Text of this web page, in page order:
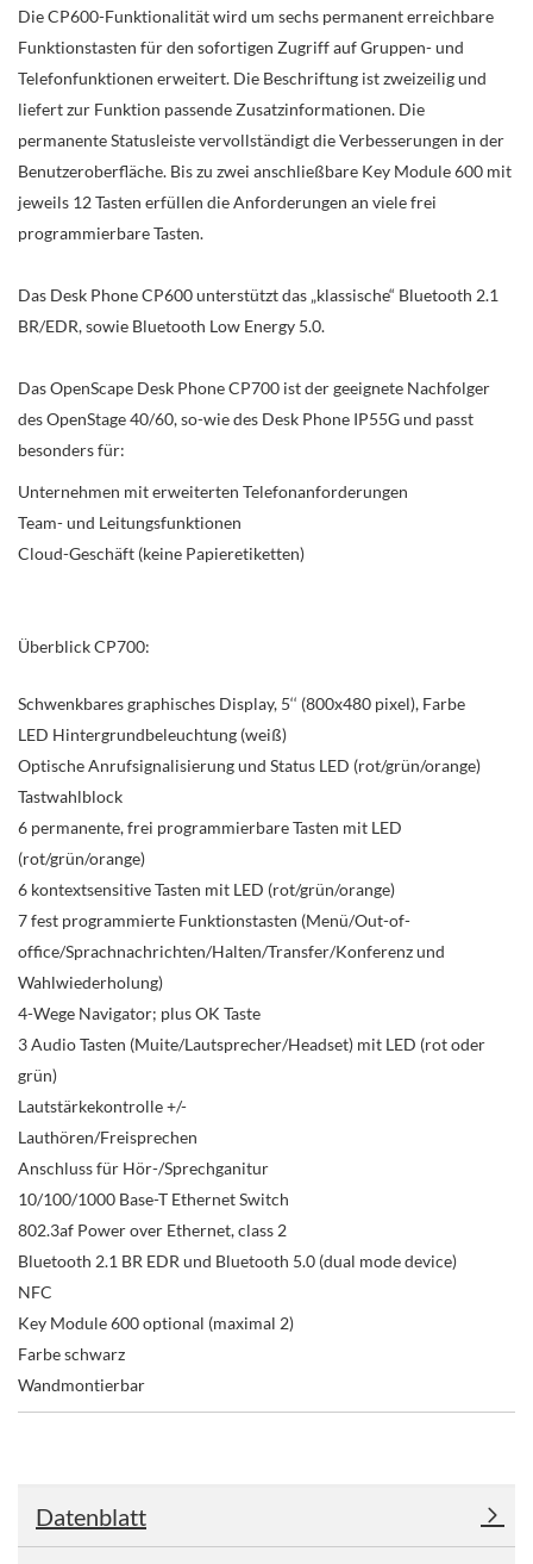
Die CP600-Funktionalität wird um sechs permanent erreichbare
Funktionstasten für den sofortigen Zugriff auf Gruppen- und
Telefonfunktionen erweitert. Die Beschriftung ist zweizeilig und
liefert zur Funktion passende Zusatzinformationen. Die
permanente Statusleiste vervollständigt die Verbesserungen in der
Benutzeroberfläche. Bis zu zwei anschließbare Key Module 600 mit
jeweils 12 Tasten erfüllen die Anforderungen an viele frei
programmierbare Tasten.
Das Desk Phone CP600 unterstützt das „klassische“ Bluetooth 2.1
BR/EDR, sowie Bluetooth Low Energy 5.0.
Das OpenScape Desk Phone CP700 ist der geeignete Nachfolger
des OpenStage 40/60, so-wie des Desk Phone IP55G und passt
besonders für:
Unternehmen mit erweiterten Telefonanforderungen
Team- und Leitungsfunktionen
Cloud-Geschäft (keine Papieretiketten)
Überblick CP700:
Schwenkbares graphisches Display, 5‘‘ (800x480 pixel), Farbe
LED Hintergrundbeleuchtung (weiß)
Optische Anrufsignalisierung und Status LED (rot/grün/orange)
Tastwahlblock
6 permanente, frei programmierbare Tasten mit LED
(rot/grün/orange)
6 kontextsensitive Tasten mit LED (rot/grün/orange)
7 fest programmierte Funktionstasten (Menü/Out-of-
office/Sprachnachrichten/Halten/Transfer/Konferenz und
Wahlwiederholung)
4-Wege Navigator; plus OK Taste
3 Audio Tasten (Muite/Lautsprecher/Headset) mit LED (rot oder
grün)
Lautstärkekontrolle +/-
Lauthören/Freisprechen
Anschluss für Hör-/Sprechganitur
10/100/1000 Base-T Ethernet Switch
802.3af Power over Ethernet, class 2
Bluetooth 2.1 BR EDR und Bluetooth 5.0 (dual mode device)
NFC
Key Module 600 optional (maximal 2)
Farbe schwarz
Wandmontierbar
Datenblatt